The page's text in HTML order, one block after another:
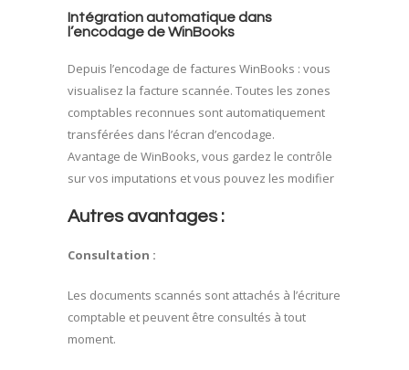
Intégration automatique dans
l’encodage de WinBooks
Depuis l’encodage de factures WinBooks : vous
visualisez la facture scannée. Toutes les zones
comptables reconnues sont automatiquement
transférées dans l’écran d’encodage.
Avantage de WinBooks, vous gardez le contrôle
sur vos imputations et vous pouvez les modifier
Autres avantages :
Consultation :
Les documents scannés sont attachés à l’écriture
comptable et peuvent être consultés à tout
moment.